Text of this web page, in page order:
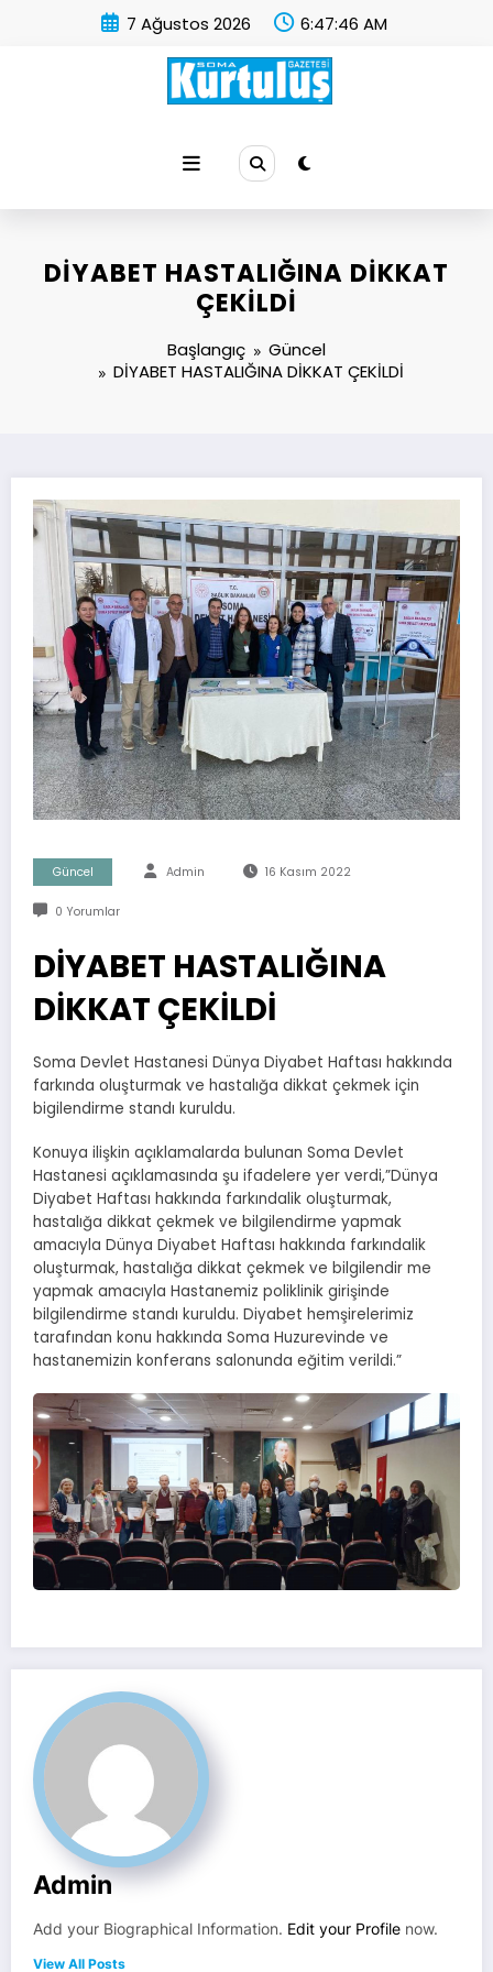
7 Ağustos 2026 6:47:47 AM
DİYABET HASTALIĞINA DİKKAT
ÇEKİLDİ
Başlangıç
Güncel
DİYABET HASTALIĞINA DİKKAT ÇEKİLDİ
Güncel Admin 16 Kasım 2022
0 Yorumlar
DİYABET HASTALIĞINA
DİKKAT ÇEKİLDİ
Soma Devlet Hastanesi Dünya Diyabet Haftası hakkında
farkında oluşturmak ve hastalığa dikkat çekmek için
bigilendirme standı kuruldu.
Konuya ilişkin açıklamalarda bulunan Soma Devlet
Hastanesi açıklamasında şu ifadelere yer verdi,”Dünya
Diyabet Haftası hakkında farkındalik oluşturmak,
hastalığa dikkat çekmek ve bilgilendirme yapmak
amacıyla Dünya Diyabet Haftası hakkında farkındalik
oluşturmak, hastalığa dikkat çekmek ve bilgilendir me
yapmak amacıyla Hastanemiz poliklinik girişinde
bilgilendirme standı kuruldu. Diyabet hemşirelerimiz
tarafından konu hakkında Soma Huzurevinde ve
hastanemizin konferans salonunda eğitim verildi.”
Admin
Add your Biographical Information. Edit your Profile now.
View All Posts